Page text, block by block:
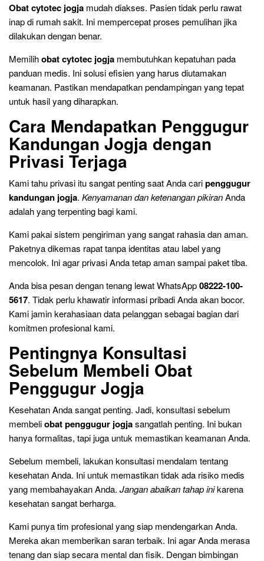
Obat cytotec jogja mudah diakses. Pasien tidak perlu rawat
inap di rumah sakit. Ini mempercepat proses pemulihan jika
dilakukan dengan benar.
Memilihobat cytotec jogja membutuhkan kepatuhan pada
panduan medis. Ini solusi efisien yang harus diutamakan
keamanan. Pastikan mendapatkan pendampingan yang tepat
untuk hasil yang diharapkan.
Cara Mendapatkan Penggugur
Kandungan Jogja dengan
Privasi Terjaga
Kami tahu privasi itu sangat penting saat Anda caripenggugur
kandungan jogja. Kenyamanan dan ketenangan pikiranAnda
adalah yang terpenting bagi kami.
Kami pakai sistem pengiriman yang sangat rahasia dan aman.
Paketnya dikemas rapat tanpa identitas atau label yang
mencolok. Ini agar privasi Anda tetap aman sampai paket tiba.
Anda bisa pesan dengan tenang lewat WhatsApp08222-100-
5617. Tidak perlu khawatir informasi pribadi Anda akan bocor.
Kami jamin kerahasiaan data pelanggan sebagai bagian dari
komitmen profesional kami.
Pentingnya Konsultasi
Sebelum Membeli Obat
Penggugur Jogja
Kesehatan Anda sangat penting. Jadi, konsultasi sebelum
membeliobat penggugur jogjasangatlah penting. Ini bukan
hanya formalitas, tapi juga untuk memastikan keamanan Anda.
Sebelum membeli, lakukan konsultasi mendalam tentang
kesehatan Anda. Ini untuk memastikan tidak ada risiko medis
yang membahayakan Anda. Jangan abaikan tahap inikarena
kesehatan sangat berharga.
Kami punya tim profesional yang siap mendengarkan Anda.
Mereka akan memberikan saran terbaik. Ini agar Anda merasa
tenang dan siap secara mental dan fisik. Dengan bimbingan